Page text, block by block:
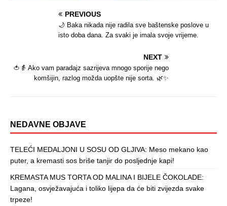
PREVIOUS
🌙 Baka nikada nije radila sve baštenske poslove u
isto doba dana. Za svaki je imala svoje vrijeme.
NEXT
🍅👵 Ako vam paradajz sazrijeva mnogo sporije nego
komšijin, razlog možda uopšte nije sorta. 🌿✨
NEDAVNE OBJAVE
TELEĆI MEDALJONI U SOSU OD GLJIVA: Meso mekano kao
puter, a kremasti sos briše tanjir do posljednje kapi!
KREMASTA MUS TORTA OD MALINA I BIJELE ČOKOLADE:
Lagana, osvježavajuća i toliko lijepa da će biti zvijezda svake
trpeze!